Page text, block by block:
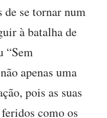
de se tornar num
à batalha de
“Sem
apenas uma
pois as suas
como os